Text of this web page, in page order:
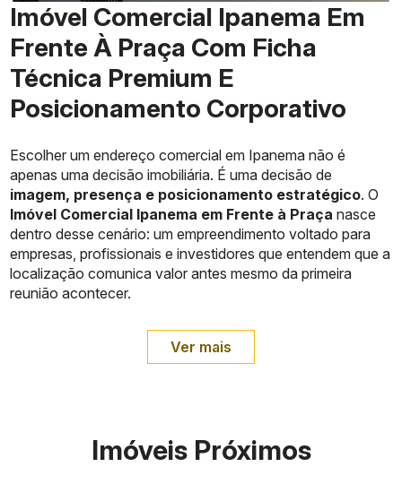
Imóvel Comercial Ipanema Em
Frente À Praça Com Ficha
Técnica Premium E
Posicionamento Corporativo
Escolher um endereço comercial em Ipanema não é
apenas uma decisão imobiliária. É uma decisão de
imagem, presença e posicionamento estratégico. O
Imóvel Comercial Ipanema em Frente à Praça nasce
dentro desse cenário: um empreendimento voltado para
empresas, profissionais e investidores que entendem que a
localização comunica valor antes mesmo da primeira
reunião acontecer.
Ver mais
Imóveis Próximos